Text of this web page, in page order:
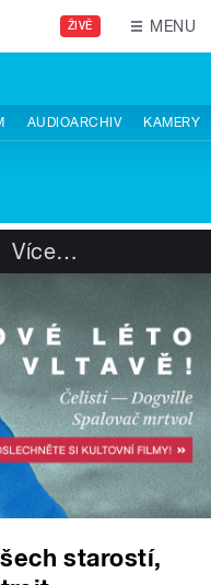
ŽIVĚ MENU
AUDIOARCHIV KAMERY
Více…
starostí,